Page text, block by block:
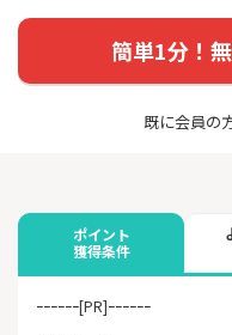
簡単1分！
既に会員の
ポイント
獲得条件
ｰｰｰｰｰｰ[PR]ｰｰｰｰｰｰ